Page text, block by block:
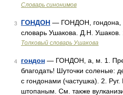
Словарь синонимов
3 ГОНДОН — ГОНДОН, гондона,
словарь Ушакова. Д.Н. Ушаков.
Толковый словарь Ушакова
4 гондон — ГОНДОН, а, м. 1.
благодать! Шуточки соленые:
с гондонами (частушка). 2.
штопаным. См. также